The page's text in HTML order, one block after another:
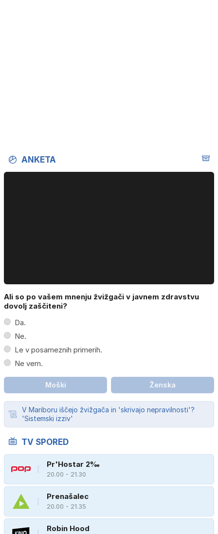
ANKETA
Ali so po vašem mnenju žvižgači v javnem zdravstvu
dovolj zaščiteni?
Da.
Ne.
Le v posameznih primerih.
Ne vem.
Moški Ženska
V Mariboru iščejo žvižgača in 'skrivajo nepravilnosti'?
'Sistemski izziv'
TV SPORED
Pr'Hostar 2‰
20.00 - 21.30
Prenašalec
20.00 - 21.35
Robin Hood